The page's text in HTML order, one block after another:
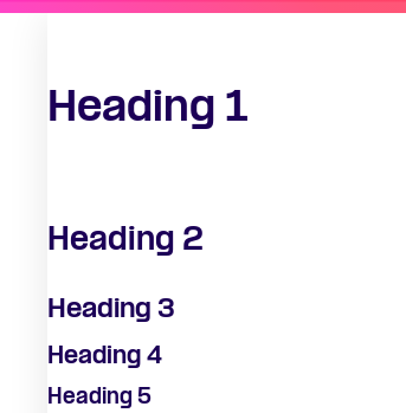
Heading 1
Heading 2
Heading 3
Heading 4
Heading 5